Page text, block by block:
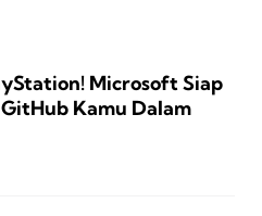
Microsoft Siap
Kamu Dalam